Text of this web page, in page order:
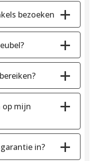
bezoeken
op mijn
in?